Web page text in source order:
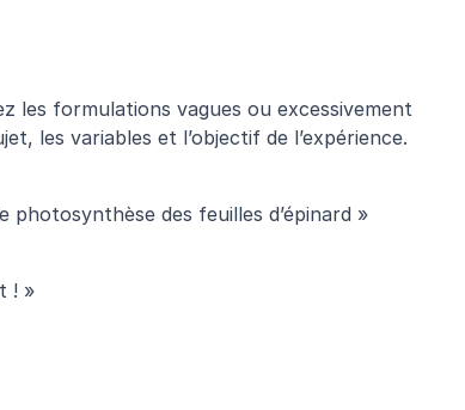
les formulations vagues ou excessivement
les variables et l’objectif de l’expérience.
photosynthèse des feuilles d’épinard »
! »